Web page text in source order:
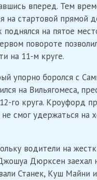
вперед. Тем
стартовой прямой
на пятое
повороте
на 11-м круге.
упорно боролся с
на Вильягомеса,
го круга. Кроуфорд
смог удержаться на
водители на
Дюрксен заехал
Станек, Куш Майни